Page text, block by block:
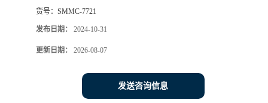
货号： SMMC-7721
发布日期： 2024-10-31
更新日期： 2026-08-07
发送咨询信息